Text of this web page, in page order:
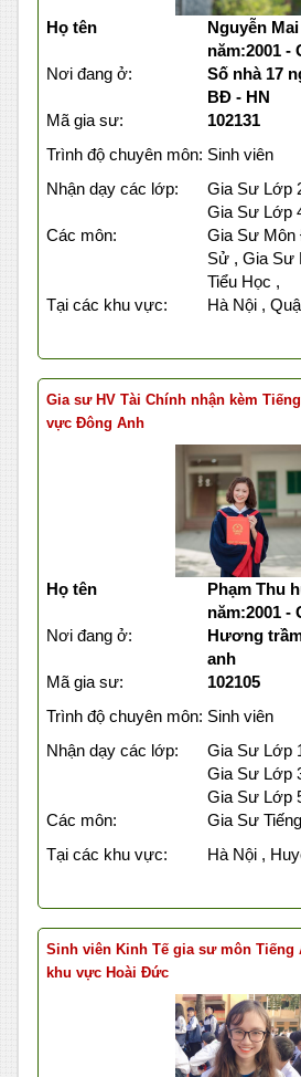
Họ tên
Nguyễn
năm:2001
Nơi đang ở:
Số nhà 17
BĐ - HN
Mã gia sư:
102131
Trình độ chuyên môn: Sinh viên
Nhận dạy các lớp:
Gia Sư Lớp
Gia Sư Lớp
Các môn:
Gia Sư Môn
Sử , Gia Sư
Tiểu Học ,
Tại các khu vực:
Hà Nội ,
Gia sư HV Tài Chính nhận kèm
vực Đông Anh
Họ tên
Phạm Thu
năm:2001
Nơi đang ở:
Hương
anh
Mã gia sư:
102105
Trình độ chuyên môn: Sinh viên
Nhận dạy các lớp:
Gia Sư Lớp
Gia Sư Lớp
Gia Sư Lớp
Các môn:
Gia Sư
Tại các khu vực:
Hà Nội ,
Sinh viên Kinh Tế gia sư môn Tiếng
khu vực Hoài Đức